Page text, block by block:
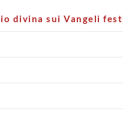
divina sui Vangeli